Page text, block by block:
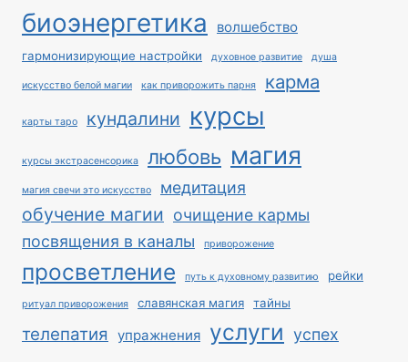
биоэнергетика волшебство
гармонизирующие настройки духовное развитие душа
искусство белой магии как приворожить парня карма
карты таро кундалини курсы
курсы экстрасенсорика любовь магия
магия свечи это искусство медитация
обучение магии очищение кармы
посвящения в каналы
приворожение
просветление путь к духовному развитию рейки
ритуал приворожения славянская магия тайны
телепатия упражнения услуги успех